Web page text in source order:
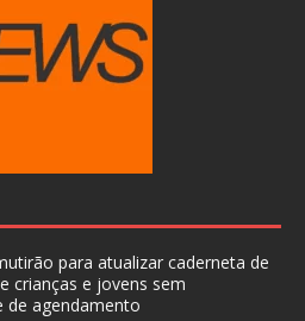
para atualizar caderneta de
crianças e jovens sem
de agendamento